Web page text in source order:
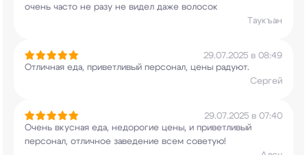
очень часто не разу не видел даже волосок
Таукъан
29.07.2025 в 08:49
Отличная еда, приветливый персонал, цены радуют.
Сергей
29.07.2025 в 07:40
Очень вкусная еда, недорогие цены, и приветливый
персонал, отличное заведение всем советую!